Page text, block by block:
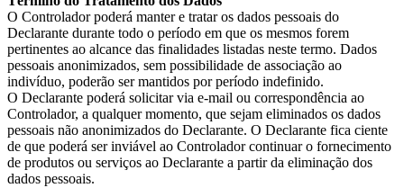
O Controlador poderá manter e tratar os dados pessoais do
Declarante durante todo o período em que os mesmos forem
pertinentes ao alcance das finalidades listadas neste termo. Dados
pessoais anonimizados, sem possibilidade de associação ao
indivíduo, poderão ser mantidos por período indefinido.
O Declarante poderá solicitar via e-mail ou correspondência ao
Controlador, a qualquer momento, que sejam eliminados os dados
pessoais não anonimizados do Declarante. O Declarante fica ciente
de que poderá ser inviável ao Controlador continuar o fornecimento
de produtos ou serviços ao Declarante a partir da eliminação dos
dados pessoais.